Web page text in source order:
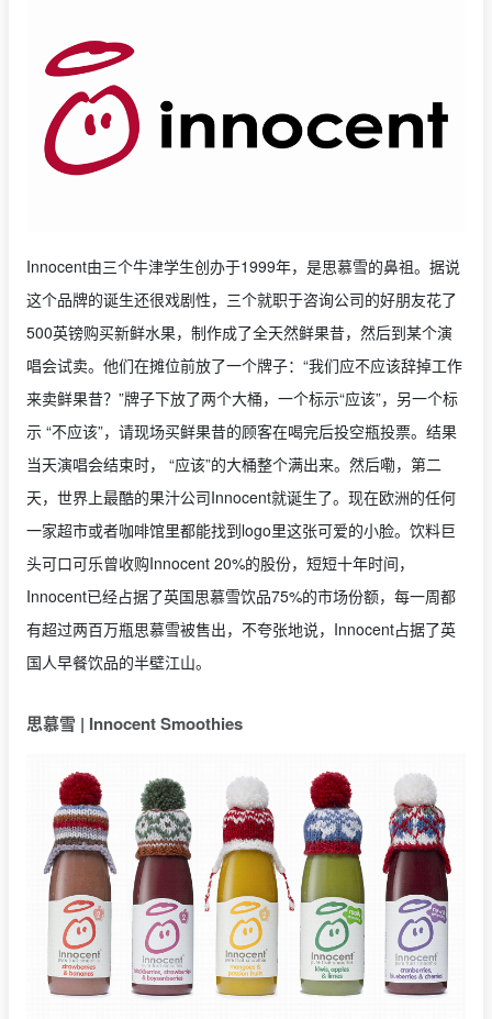
Innocent由三个牛津学生创办于1999年，是思慕雪的鼻祖。据说
这个品牌的诞生还很戏剧性，三个就职于咨询公司的好朋友花了
500英镑购买新鲜水果，制作成了全天然鲜果昔，然后到某个演
唱会试卖。他们在摊位前放了一个牌子：“我们应不应该辞掉工作
来卖鲜果昔？”牌子下放了两个大桶，一个标示“应该”，另一个标
示 “不应该”，请现场买鲜果昔的顾客在喝完后投空瓶投票。结果
当天演唱会结束时， “应该”的大桶整个满出来。然后嘞，第二
天，世界上最酷的果汁公司Innocent就诞生了。现在欧洲的任何
一家超市或者咖啡馆里都能找到logo里这张可爱的小脸。饮料巨
头可口可乐曾收购Innocent 20%的股份，短短十年时间，
Innocent已经占据了英国思慕雪饮品75%的市场份额，每一周都
有超过两百万瓶思慕雪被售出，不夸张地说，Innocent占据了英
国人早餐饮品的半壁江山。
思慕雪 | Innocent Smoothies